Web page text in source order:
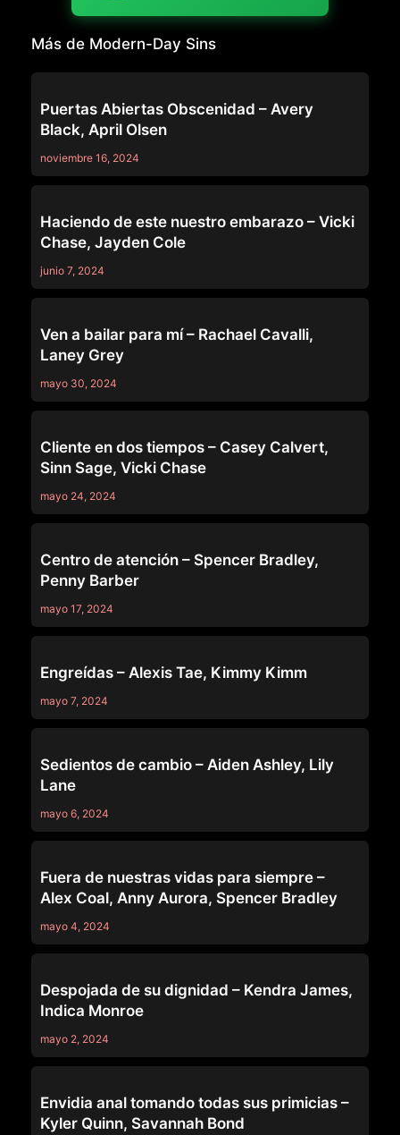
Más de Modern-Day Sins
Puertas Abiertas Obscenidad – Avery
Black, April Olsen
noviembre 16, 2024
Haciendo de este nuestro embarazo – Vicki
Chase, Jayden Cole
junio 7, 2024
Ven a bailar para mí – Rachael Cavalli,
Laney Grey
mayo 30, 2024
Cliente en dos tiempos – Casey Calvert,
Sinn Sage, Vicki Chase
mayo 24, 2024
Centro de atención – Spencer Bradley,
Penny Barber
mayo 17, 2024
Engreídas – Alexis Tae, Kimmy Kimm
mayo 7, 2024
Sedientos de cambio – Aiden Ashley, Lily
Lane
mayo 6, 2024
Fuera de nuestras vidas para siempre –
Alex Coal, Anny Aurora, Spencer Bradley
mayo 4, 2024
Despojada de su dignidad – Kendra James,
Indica Monroe
mayo 2, 2024
Envidia anal tomando todas sus primicias –
Kyler Quinn, Savannah Bond